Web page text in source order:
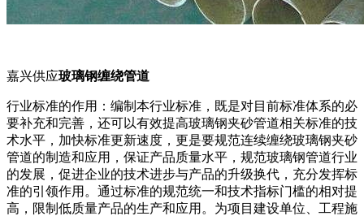
嘉兴供应玻璃钢缠绕管道
行业标准的作用：编制本行业标准，既是对目前标准体系的必
要补充和完善，还可以有效提高玻璃钢夹砂管道相关标准的技
术水平，加快标准更新速度，更是要规范连续缠绕玻璃钢夹砂
管道的制造和应用，保证产品质量水平，规范玻璃钢管道行业
的发展，促进企业的技术进步与产品的升级换代，充分发挥标
准的引领作用。通过标准的规范统一和技术指标门槛的相对提
高，限制低质量产品的生产和应用。为项目建设单位、工程施